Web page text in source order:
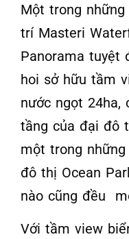
Một trong
trí Masteri
Panorama tuyệt
hoi sở hữu tầm
nước ngọt 24ha,
tầng của đại đô
một trong
đô thị Ocean
nào cũng đều
Với tầm view